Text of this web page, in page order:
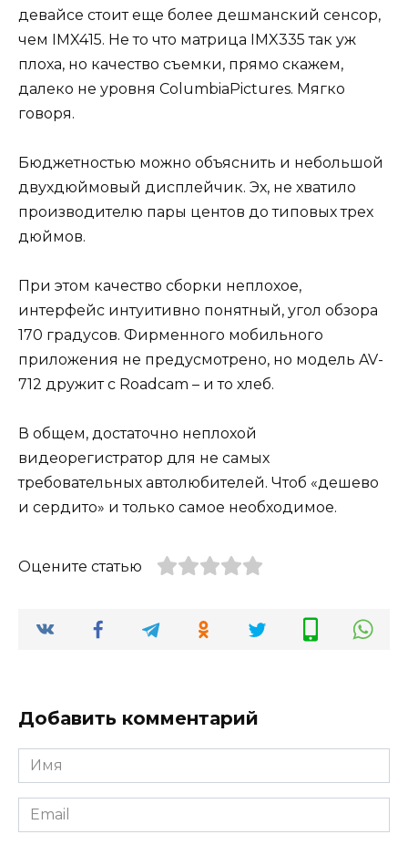
девайсе стоит еще более дешманский сенсор,
чем IMX415. Не то что матрица IMX335 так уж
плоха, но качество съемки, прямо скажем,
далеко не уровня ColumbiaPictures. Мягко
говоря.
Бюджетностью можно объяснить и небольшой
двухдюймовый дисплейчик. Эх, не хватило
производителю пары центов до типовых трех
дюймов.
При этом качество сборки неплохое,
интерфейс интуитивно понятный, угол обзора
170 градусов. Фирменного мобильного
приложения не предусмотрено, но модель AV-
712 дружит с Roadcam – и то хлеб.
В общем, достаточно неплохой
видеорегистратор для не самых
требовательных автолюбителей. Чтоб «дешево
и сердито» и только самое необходимое.
Оцените статью
Добавить комментарий
Имя
Email